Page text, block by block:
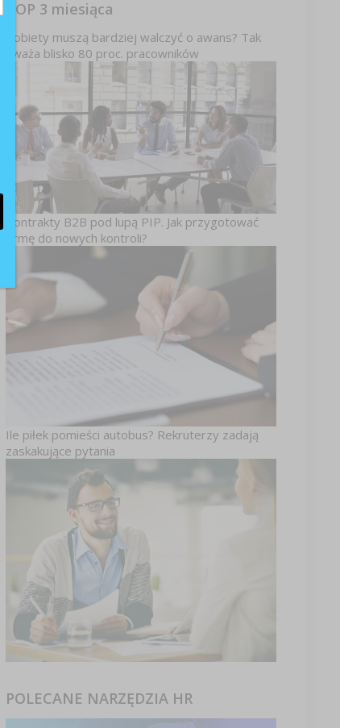
TOP 3 miesiąca
Kobiety muszą bardziej walczyć o awans? Tak
uważa blisko 80 proc. pracowników
Kontrakty B2B pod lupą PIP. Jak przygotować
firmę do nowych kontroli?
Ile piłek pomieści autobus? Rekruterzy zadają
zaskakujące pytania
POLECANE NARZĘDZIA HR